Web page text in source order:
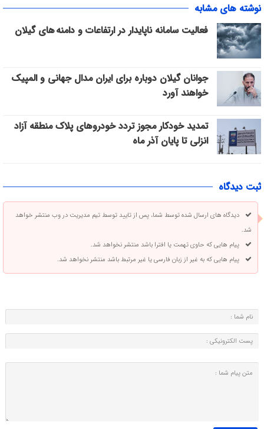
نوشته های مشابه
فعالیت سامانه ناپایدار در ارتفاعات و دامنه های گیلان
جوانان گیلان دوباره برای ایران مدال جهانی و المپیک
خواهند آورد
تمدید خودکار مجوز تردد خودروهای پلاک منطقه آزاد
انزلی تا پایان آذر ماه
ثبت دیدگاه
دیدگاه های ارسال شده توسط شما، پس از تایید توسط تیم مدیریت در وب منتشر خواهد
شد.
پیام هایی که حاوی تهمت یا افترا باشد منتشر نخواهد شد.
پیام هایی که به غیر از زبان فارسی یا غیر مرتبط باشد منتشر نخواهد شد.